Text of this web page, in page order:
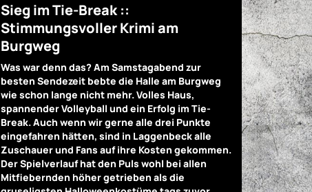
Sieg im Tie-Break ::
Stimmungsvoller Krimi am
Burgweg
Was war denn das? Am Samstagabend zur
besten Sendezeit bebte die Halle am Burgweg
wie schon lange nicht mehr. Volles Haus,
spannender Volleyball und ein Erfolg im Tie-
Break. Auch wenn wir gerne alle drei Punkte
eingefahren hätten, sind in Laggenbeck alle
Zuschauer und Fans auf ihre Kosten gekommen.
Der Spielverlauf hat den Puls wohl bei allen
Mitfiebernden höher getrieben als die